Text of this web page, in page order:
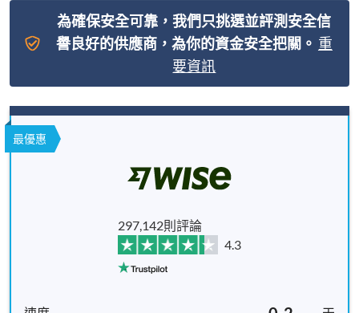
為確保安全可靠，我們只挑選並評測安全信
譽良好的供應商，為你的資金安全把關。 重
要資訊
最優惠
297,142則評論
4.3